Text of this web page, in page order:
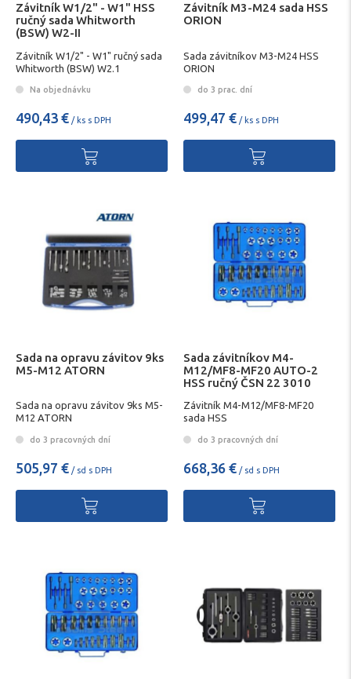
Závitník W1/2" - W1" HSS
ručný sada Whitworth
(BSW) W2-II
Závitník W1/2" - W1" ručný sada
Whitworth (BSW) W2.1
Na objednávku
490,43 € / ks s DPH
Závitník M3-M24 sada HSS
ORION
Sada závitníkov M3-M24 HSS
ORION
do 3 prac. dní
499,47 € / ks s DPH
Sada na opravu závitov 9ks
M5-M12 ATORN
Sada na opravu závitov 9ks M5-
M12 ATORN
do 3 pracovných dní
505,97 € / sd s DPH
Sada závitníkov M4-
M12/MF8-MF20 AUTO-2
HSS ručný ČSN 22 3010
Závitník M4-M12/MF8-MF20
sada HSS
do 3 pracovných dní
668,36 € / sd s DPH